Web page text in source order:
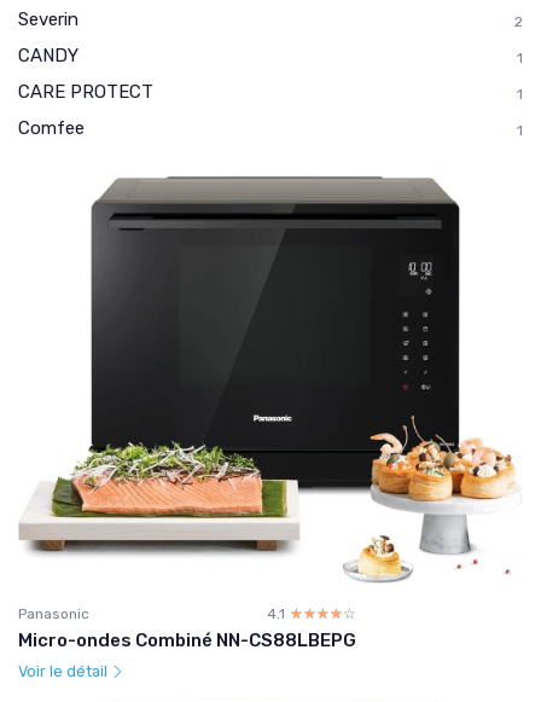
Severin 2
CANDY 1
CARE PROTECT 1
Comfee 1
Panasonic 4.1 ☆☆☆☆☆
★★★★★
Micro-ondes Combiné NN-CS88LBEPG
Voir le détail